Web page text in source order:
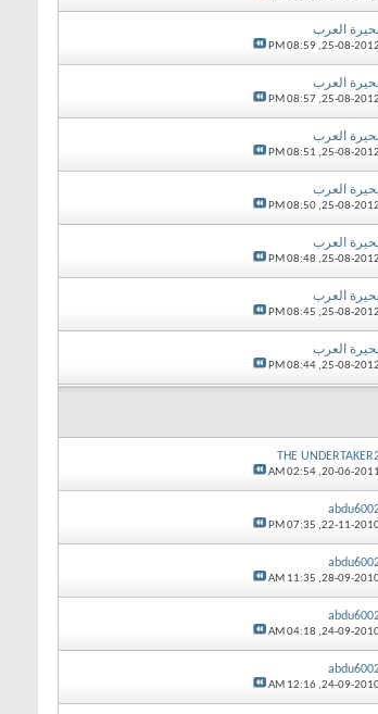
العرب
25-08-2012,
08:59 PM
العرب
25-08-2012,
08:57 PM
العرب
25-08-2012,
08:51 PM
العرب
25-08-2012,
08:50 PM
العرب
25-08-2012,
08:48 PM
العرب
25-08-2012,
08:45 PM
العرب
25-08-2012,
08:44 PM
THE
20-06-2011,
02:54 AM
22-11-
07:35 PM
28-09-
11:35 AM
24-09-
04:18 AM
24-09-
12:16 AM